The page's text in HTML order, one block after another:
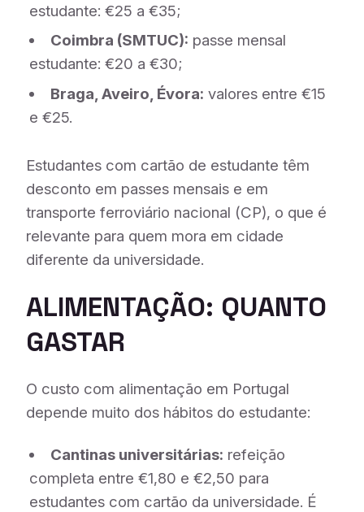
estudante: €25 a €35;
Coimbra (SMTUC): passe mensal
estudante: €20 a €30;
Braga, Aveiro, Évora: valores entre €15
e €25.
Estudantes com cartão de estudante têm
desconto em passes mensais e em
transporte ferroviário nacional (CP), o que é
relevante para quem mora em cidade
diferente da universidade.
ALIMENTAÇÃO: QUANTO
GASTAR
O custo com alimentação em Portugal
depende muito dos hábitos do estudante:
Cantinas universitárias: refeição
completa entre €1,80 e €2,50 para
estudantes com cartão da universidade. É